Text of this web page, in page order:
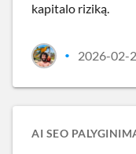
kapitalo riziką.
• 2026-02-
AI SEO